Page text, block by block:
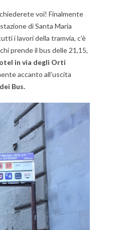
voi! Finalmente
di Santa Maria
i lavori della tramvia, c’è
prende il bus delle 21,15,
in via degli Orti
accanto all’uscita
Bus.